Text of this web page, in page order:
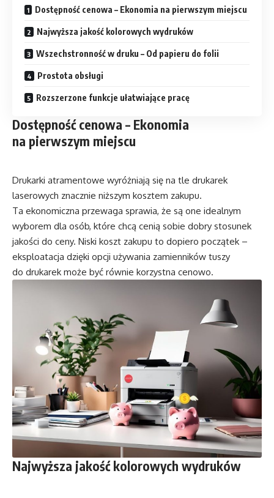
Dostępność cenowa – Ekonomia na pierwszym miejscu
Najwyższa jakość kolorowych wydruków
Wszechstronność w druku – Od papieru do folii
Prostota obsługi
Rozszerzone funkcje ułatwiające pracę
Dostępność cenowa – Ekonomia
na pierwszym miejscu
Drukarki atramentowe wyróżniają się na tle drukarek
laserowych znacznie niższym kosztem zakupu.
Ta ekonomiczna przewaga sprawia, że są one idealnym
wyborem dla osób, które chcą cenią sobie dobry stosunek
jakości do ceny. Niski koszt zakupu to dopiero początek –
eksploatacja dzięki opcji używania zamienników tuszy
do drukarek może być równie korzystna cenowo.
Najwyższa jakość kolorowych wydruków